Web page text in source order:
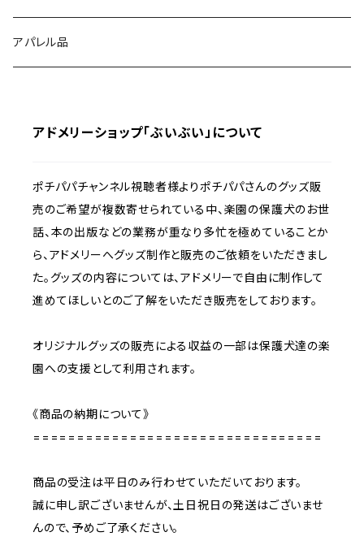
アパレル品
アドメリーショップ「ぶいぶい」について
ポチパパチャンネル視聴者様よりポチパパさんのグッズ販
売のご希望が複数寄せられている中、楽園の保護犬のお世
話、本の出版などの業務が重なり多忙を極めていることか
ら、アドメリーへグッズ制作と販売のご依頼をいただきまし
た。グッズの内容については、アドメリーで自由に制作して
進めてほしいとのご了解をいただき販売をしております。
オリジナルグッズの販売による収益の一部は保護犬達の楽
園への支援として利用されます。
《商品の納期について》
=================================
商品の受注は平日のみ行わせていただいております。
誠に申し訳ございませんが、土日祝日の発送はございませ
んので、予めご了承ください。